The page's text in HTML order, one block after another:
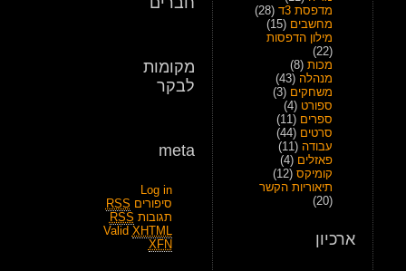
מדפסת 3ד
(28)
מחשבים (15)
מילון הדפסות
(22)
מכות (8)
מנהלה (43)
משחקים (3)
ספורט (4)
ספרים (11)
סרטים (44)
עבודה (11)
פאזלים (4)
קומיקס (12)
תיאוריות הקשר
(20)
ארכיון
מקומות
לבקר
meta
Log in
סיפורים RSS
תגובות RSS
Valid XHTML
XFN